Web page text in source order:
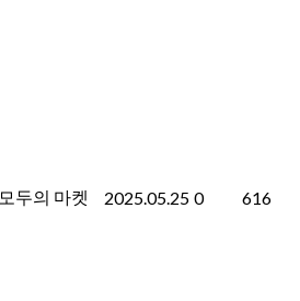
모두의 마켓 2025.05.25 0 616